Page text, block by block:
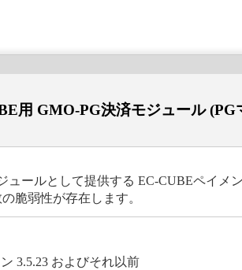
用 GMO-PG決済モジュール
ールとして提供する EC-CUBEペイメ
脆弱性が存在します。
3.5.23 およびそれ以前